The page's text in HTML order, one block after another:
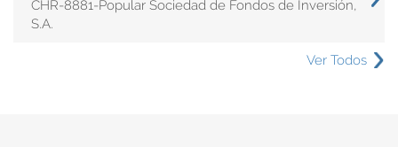
CHR-8881-Popular Sociedad de Fondos de Inversión,
S.A.
Ver Todos